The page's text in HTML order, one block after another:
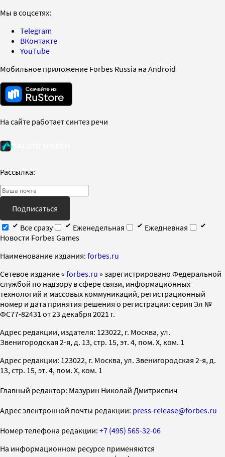
Мы в соцсетях:
Telegram
ВКонтакте
YouTube
Мобильное приложение Forbes Russia на Android
На сайте работает синтез речи
Рассылка:
Подписаться
Все сразу
Еженедельная
Ежедневная
Новости Forbes Games
Наименование издания: forbes.ru
Cетевое издание « forbes.ru » зарегистрировано Федеральной
службой по надзору в сфере связи, информационных
технологий и массовых коммуникаций, регистрационный
номер и дата принятия решения о регистрации: серия Эл №
ФС77-82431 от 23 декабря 2021 г.
Адрес редакции, издателя: 123022, г. Москва, ул.
Звенигородская 2-я, д. 13, стр. 15, эт. 4, пом. X, ком. 1
Адрес редакции: 123022, г. Москва, ул. Звенигородская 2-я, д.
13, стр. 15, эт. 4, пом. X, ком. 1
Главный редактор: Мазурин Николай Дмитриевич
Адрес электронной почты редакции: press-release@forbes.ru
Номер телефона редакции: +7 (495) 565-32-06
На информационном ресурсе применяются